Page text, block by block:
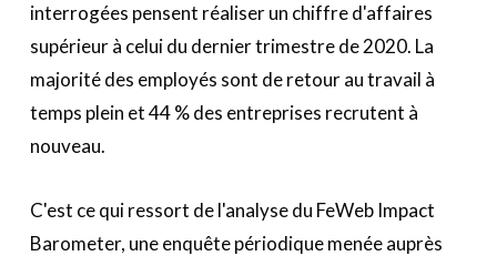
interrogées pensent réaliser un chiffre d'affaires
supérieur à celui du dernier trimestre de 2020. La
majorité des employés sont de retour au travail à
temps plein et 44 % des entreprises recrutent à
nouveau.
C'est ce qui ressort de l'analyse du FeWeb Impact
Barometer, une enquête périodique menée auprès